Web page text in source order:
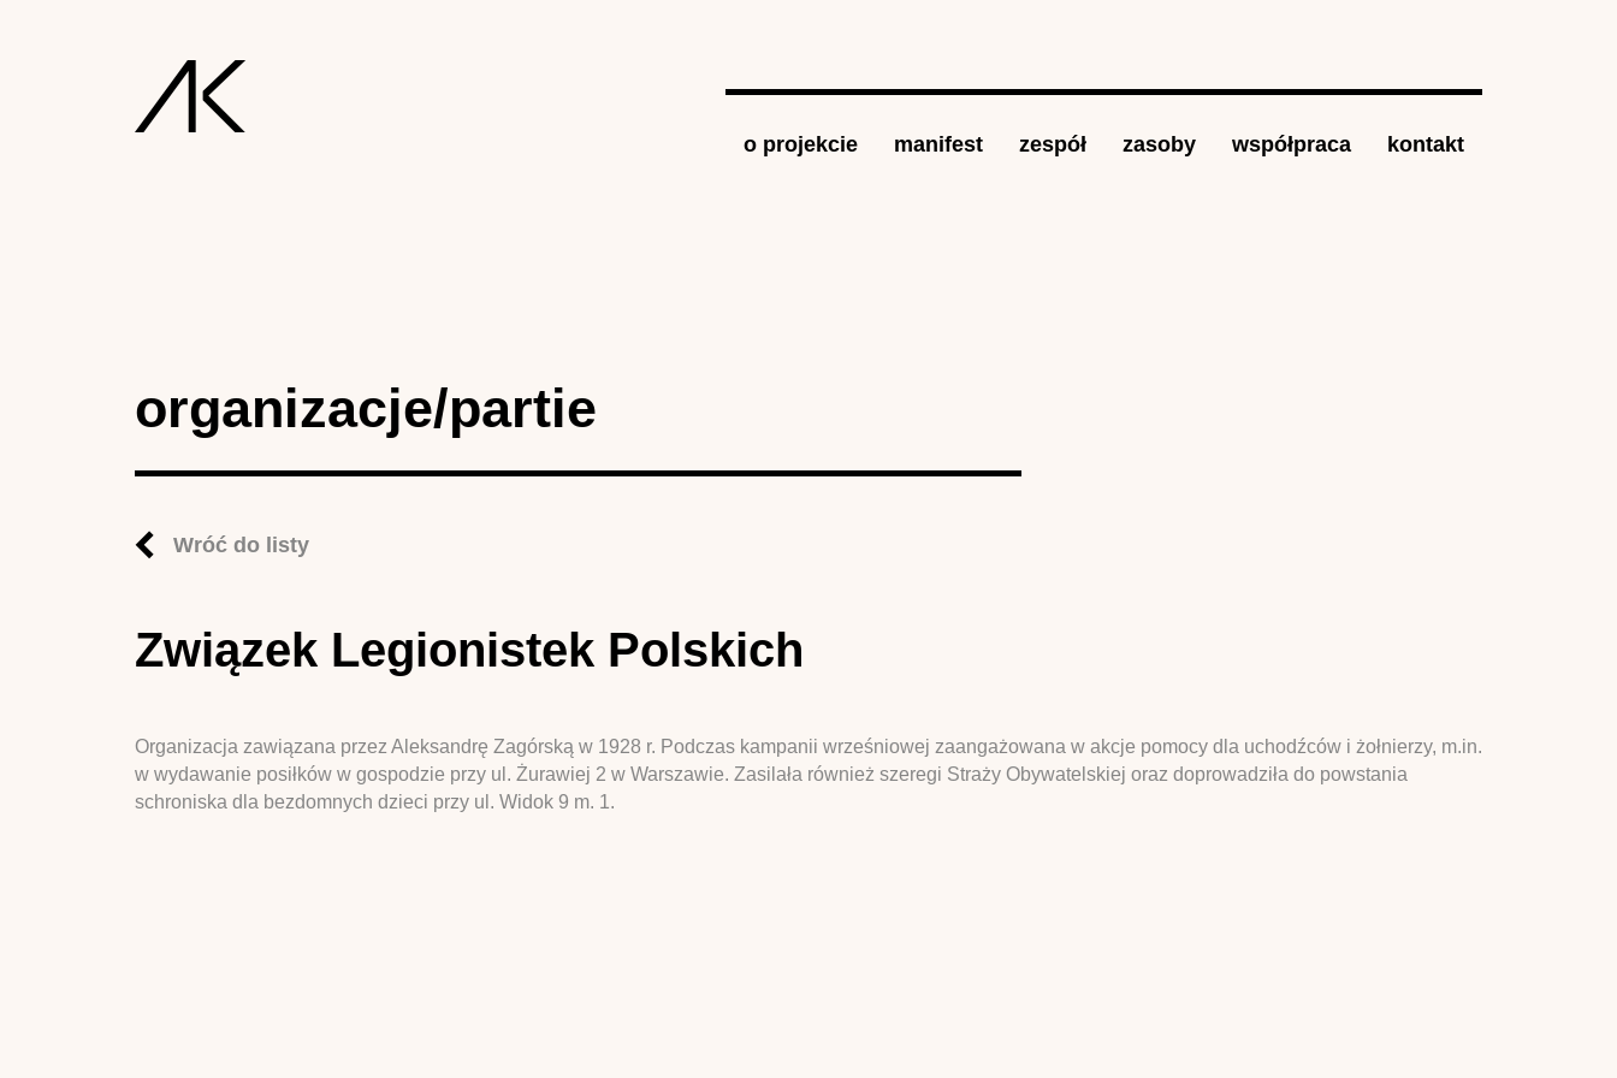
o projekcie manifest zespół zasoby współpraca kontakt
organizacje/partie
Wróć do listy
Związek Legionistek Polskich
Organizacja zawiązana przez Aleksandrę Zagórską w 1928 r. Podczas kampanii wrześniowej zaangażowana w akcje pomocy dla uchodźców i żołnierzy, m.in.
w wydawanie posiłków w gospodzie przy ul. Żurawiej 2 w Warszawie. Zasilała również szeregi Straży Obywatelskiej oraz doprowadziła do powstania
schroniska dla bezdomnych dzieci przy ul. Widok 9 m. 1.